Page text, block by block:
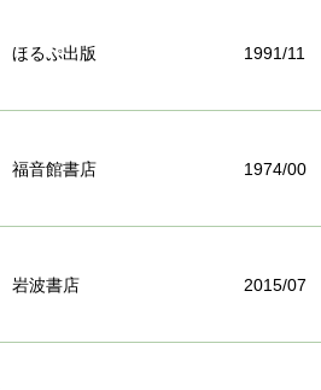
ほるぷ出版 1991/11
福音館書店 1974/00
岩波書店 2015/07